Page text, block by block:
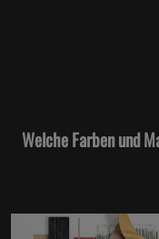
Welche Farben und